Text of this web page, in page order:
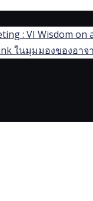
: VI Wisdom on
ในมุมมองของอาจ